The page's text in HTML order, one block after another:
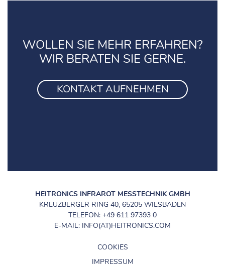
WOLLEN SIE MEHR ERFAHREN?
WIR BERATEN SIE GERNE.
KONTAKT AUFNEHMEN
HEITRONICS INFRAROT MESSTECHNIK GMBH
KREUZBERGER RING 40, 65205 WIESBADEN
TELEFON: +49 611 97393 0
E-MAIL: INFO(AT)HEITRONICS.COM
COOKIES
IMPRESSUM